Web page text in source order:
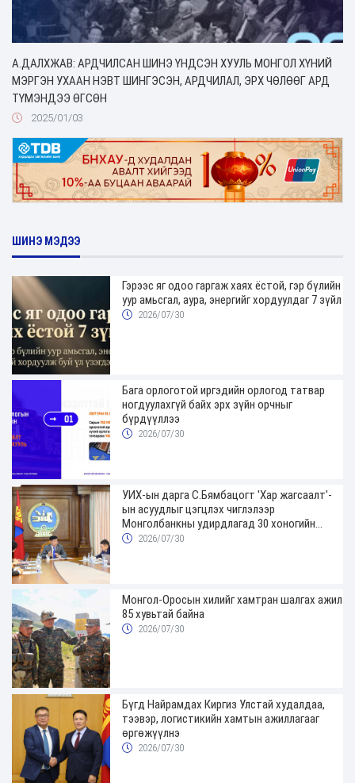
А.ДАЛХЖАВ: АРДЧИЛСАН ШИНЭ ҮНДСЭН ХУУЛЬ МОНГОЛ ХҮНИЙ
МЭРГЭН УХААН НЭВТ ШИНГЭСЭН, АРДЧИЛАЛ, ЭРХ ЧӨЛӨӨГ АРД
ТҮМЭНДЭЭ ӨГСӨН
2025/01/03
ШИНЭ МЭДЭЭ
Гэрээс яг одоо гаргаж хаях ёстой, гэр бүлийн
уур амьсгал, аура, энергийг хордуулдаг 7 зүйл
2026/07/30
Бага орлоготой иргэдийн орлогод татвар
ногдуулахгүй байх эрх зүйн орчныг
бүрдүүллээ
2026/07/30
УИХ-ын дарга С.Бямбацогт 'Хар жагсаалт'-
ын асуудлыг цэгцлэх чиглэлээр
Монголбанкны удирдлагад 30 хоногийн
хугацаатай үүрэг өглөө
2026/07/30
Монгол-Оросын хилийг хамтран шалгах ажил
85 хувьтай байна
2026/07/30
Бүгд Найрамдах Киргиз Улстай худалдаа,
тээвэр, логистикийн хамтын ажиллагааг
өргөжүүлнэ
2026/07/30